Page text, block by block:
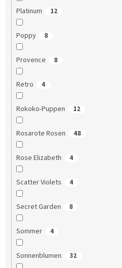
Platinum 12
Poppy 8
Provence 8
Retro 4
Rokoko-Puppen 12
Rosarote Rosen 48
Rose Elizabeth 4
Scatter Violets 4
Secret Garden 8
Sommer 4
Sonnenblumen 32